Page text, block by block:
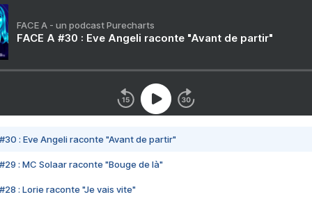
FACE A - un podcast Purecharts
FACE A #30 : Eve Angeli raconte "Avant de partir"
#30 : Eve Angeli raconte "Avant de partir"
#29 : MC Solaar raconte "Bouge de là"
#28 : Lorie raconte "Je vais vite"